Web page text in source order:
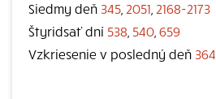
Siedmy deň 345 2051 2168-2173
Štyridsať dní 538 540 659
Vzkriesenie v posledný deň 364